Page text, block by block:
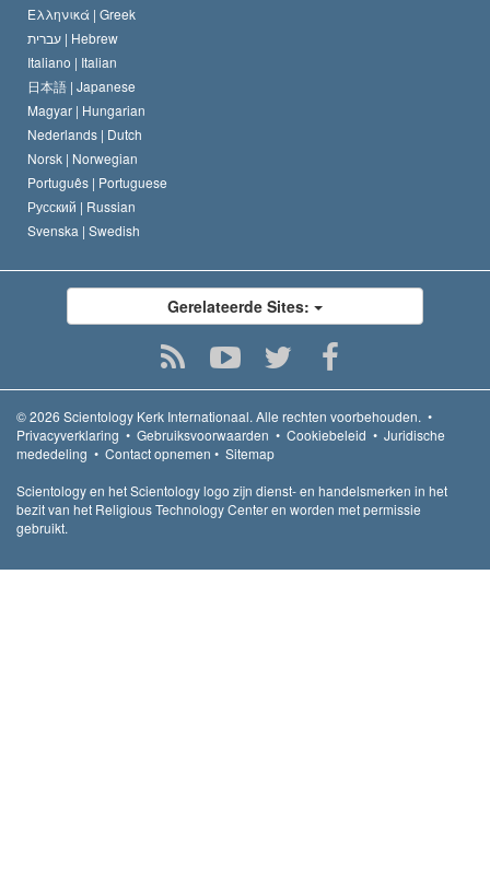
Ελληνικά | Greek
עברית | Hebrew
Italiano | Italian
日本語 | Japanese
Magyar | Hungarian
Nederlands | Dutch
Norsk | Norwegian
Português | Portuguese
Русский | Russian
Svenska | Swedish
Gerelateerde Sites:
© 2026 Scientology Kerk Internationaal. Alle rechten voorbehouden. •
Privacyverklaring • Gebruiksvoorwaarden • Cookiebeleid • Juridische
mededeling • Contact opnemen • Sitemap
Scientology en het Scientology logo zijn dienst- en handelsmerken in het
bezit van het Religious Technology Center en worden met permissie
gebruikt.